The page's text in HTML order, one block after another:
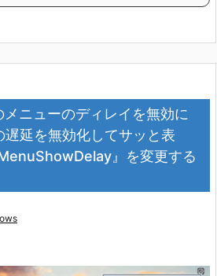
ニューのディレイを無効に
延を無効化してサッと表
』を変更する